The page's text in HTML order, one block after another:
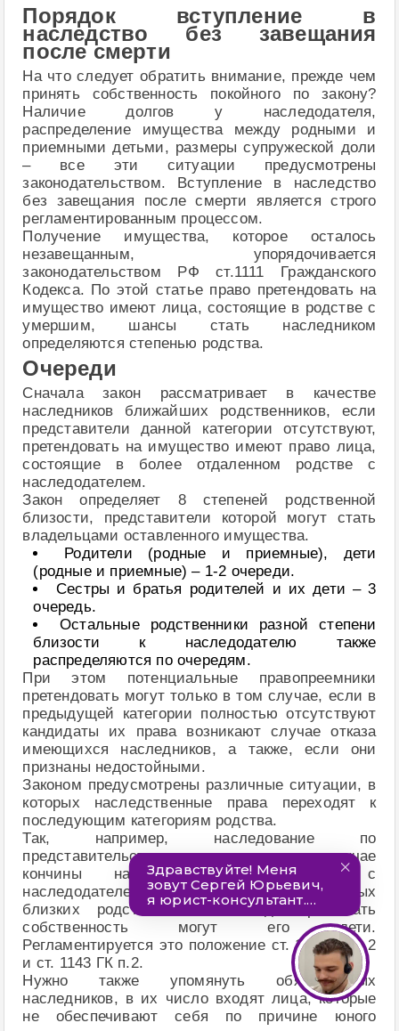
Порядок вступление в
наследство без завещания
после смерти
На что следует обратить внимание, прежде чем
принять собственность покойного по закону?
Наличие долгов у наследодателя,
распределение имущества между родными и
приемными детьми, размеры супружеской доли
– все эти ситуации предусмотрены
законодательством. Вступление в наследство
без завещания после смерти является строго
регламентированным процессом.
Получение имущества, которое осталось
незавещанным, упорядочивается
законодательством РФ ст.1111 Гражданского
Кодекса. По этой статье право претендовать на
имущество имеют лица, состоящие в родстве с
умершим, шансы стать наследником
определяются степенью родства.
Очереди
Сначала закон рассматривает в качестве
наследников ближайших родственников, если
представители данной категории отсутствуют,
претендовать на имущество имеют право лица,
состоящие в более отдаленном родстве с
наследодателем.
Закон определяет 8 степеней родственной
близости, представители которой могут стать
владельцами оставленного имущества.
Родители (родные и приемные), дети
(родные и приемные) – 1-2 очереди.
Сестры и братья родителей и их дети – 3
очередь.
Остальные родственники разной степени
близости к наследодателю также
распределяются по очередям.
При этом потенциальные правопреемники
претендовать могут только в том случае, если в
предыдущей категории полностью отсутствуют
кандидаты их права возникают случае отказа
имеющихся наследников, а также, если они
признаны недостойными.
Законом предусмотрены различные ситуации, в
которых наследственные права переходят к
последующим категориям родства.
Так, например, наследование по
представительству возможно только в случае
кончины наследника (одновременно с
наследодателем или до него) из числа самых
близких родственников – тогда принимать
собственность могут его дети.
Регламентируется это положение ст. 1142 ГК п.2
и ст. 1143 ГК п.2.
Нужно также упомянуть обязательных
наследников, в их число входят лица, которые
не обеспечивают себя по причине юного